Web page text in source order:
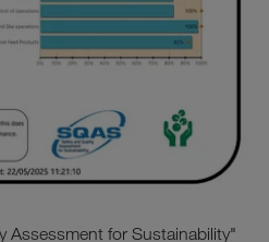
Assessment for Sustainability"